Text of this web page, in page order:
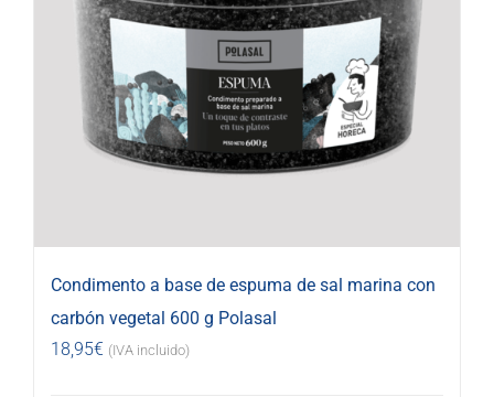
Condimento a base de espuma de sal marina con
carbón vegetal 600 g Polasal
18,95€ (IVA incluido)